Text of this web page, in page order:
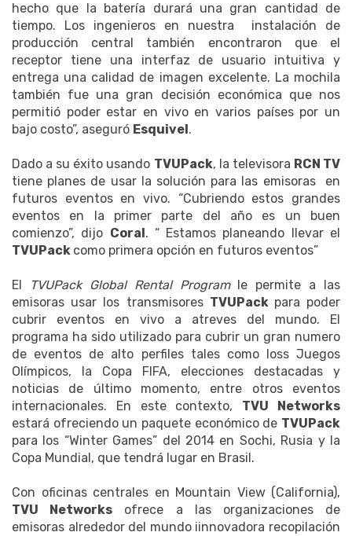
hecho que la batería durará una gran cantidad de
tiempo. Los ingenieros en nuestra instalación de
producción central también encontraron que el
receptor tiene una interfaz de usuario intuitiva y
entrega una calidad de imagen excelente. La mochila
también fue una gran decisión económica que nos
permitió poder estar en vivo en varios países por un
bajo costo”, aseguró Esquivel.
Dado a su éxito usando TVUPack, la televisora RCN TV
tiene planes de usar la solución para las emisoras en
futuros eventos en vivo. “Cubriendo estos grandes
eventos en la primer parte del año es un buen
comienzo”, dijo Coral. “ Estamos planeando llevar el
TVUPack como primera opción en futuros eventos”
El TVUPack Global Rental Programle permite a las
emisoras usar los transmisores TVUPack para poder
cubrir eventos en vivo a atreves del mundo. El
programa ha sido utilizado para cubrir un gran numero
de eventos de alto perfiles tales como loss Juegos
Olímpicos, la Copa FIFA, elecciones destacadas y
noticias de último momento, entre otros eventos
internacionales. En este contexto, TVU Networks
estará ofreciendo un paquete económico de TVUPack
para los “Winter Games” del 2014 en Sochi, Rusia y la
Copa Mundial, que tendrá lugar en Brasil.
Con oficinas centrales en Mountain View (California),
TVU Networks ofrece a las organizaciones de
emisoras alrededor del mundo iinnovadora recopilación